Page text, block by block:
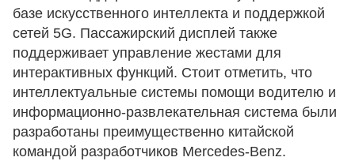
базе искусственного интеллекта и поддержкой
сетей 5G. Пассажирский дисплей также
поддерживает управление жестами для
интерактивных функций. Стоит отметить, что
интеллектуальные системы помощи водителю и
информационно-развлекательная система были
разработаны преимущественно китайской
командой разработчиков Mercedes-Benz.